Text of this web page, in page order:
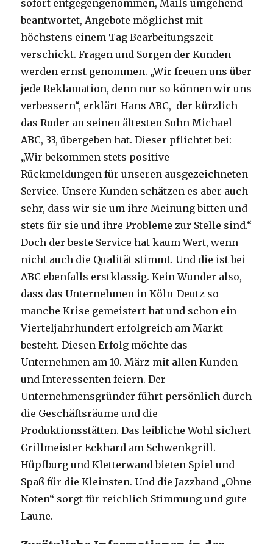
sofort entgegengenommen, Mails umgehend
beantwortet, Angebote möglichst mit
höchstens einem Tag Bearbeitungszeit
verschickt. Fragen und Sorgen der Kunden
werden ernst genommen. „Wir freuen uns über
jede Reklamation, denn nur so können wir uns
verbessern“, erklärt Hans ABC, der kürzlich
das Ruder an seinen ältesten Sohn Michael
ABC, 33, übergeben hat. Dieser pflichtet bei:
„Wir bekommen stets positive
Rückmeldungen für unseren ausgezeichneten
Service. Unsere Kunden schätzen es aber auch
sehr, dass wir sie um ihre Meinung bitten und
stets für sie und ihre Probleme zur Stelle sind.“
Doch der beste Service hat kaum Wert, wenn
nicht auch die Qualität stimmt. Und die ist bei
ABC ebenfalls erstklassig. Kein Wunder also,
dass das Unternehmen in Köln-Deutz so
manche Krise gemeistert hat und schon ein
Vierteljahrhundert erfolgreich am Markt
besteht. Diesen Erfolg möchte das
Unternehmen am 10. März mit allen Kunden
und Interessenten feiern. Der
Unternehmensgründer führt persönlich durch
die Geschäftsräume und die
Produktionsstätten. Das leibliche Wohl sichert
Grillmeister Eckhard am Schwenkgrill.
Hüpfburg und Kletterwand bieten Spiel und
Spaß für die Kleinsten. Und die Jazzband „Ohne
Noten“ sorgt für reichlich Stimmung und gute
Laune.